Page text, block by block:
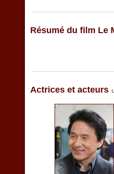
Résumé du film Le
Actrices et acteurs